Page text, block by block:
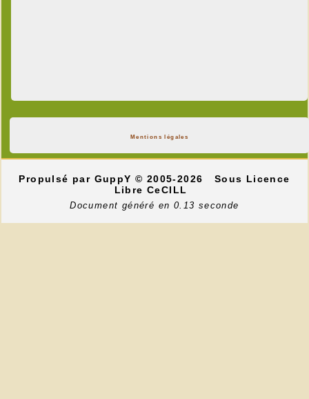
Mentions légales
Propulsé par GuppY© 2005-2026
Sous Licence
Libre CeCILL
Document généré en 0.13 seconde